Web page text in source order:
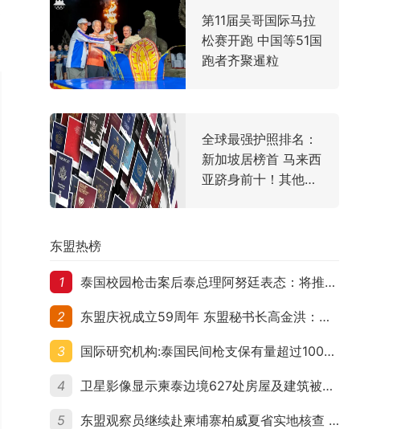
第11届吴哥国际马拉
松赛开跑 中国等51国
跑者齐聚暹粒
全球最强护照排名：
新加坡居榜首 马来西
亚跻身前十！其他东
东盟热榜
1 泰国校园枪击案后泰总理阿努廷表态：将推动修法严控民众携枪
2 东盟庆祝成立59周年 东盟秘书长高金洪：加强团结合作应对跨国挑战
3 国际研究机构:泰国民间枪支保有量超过1000万 在东盟国家位居首位
4 卫星影像显示柬泰边境627处房屋及建筑被夷平 人权组织呼吁保护平民财产
5 东盟观察员继续赴柬埔寨柏威夏省实地核查 走访遭袭柬埔寨平民村庄